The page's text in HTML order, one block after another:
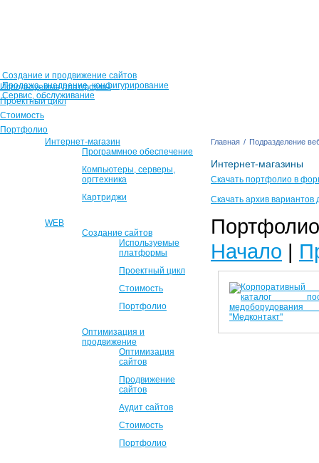
Создание и продвижение сайтов
Продажа, внедрение, конфигурирование
Сервис, обслуживание
Используемые платформы
Проектный цикл
Стоимость
Портфолио
Интернет-магазин
Программное обеспечение
Компьютеры, серверы,
оргтехника
Картриджи
WEB
Создание сайтов
Используемые
платформы
Проектный цикл
Стоимость
Портфолио
Оптимизация и
продвижение
Оптимизация
сайтов
Продвижение
сайтов
Аудит сайтов
Стоимость
Портфолио
Главная / Подразделение
Интернет-магазины
Скачать портфолио в
Скачать архив вариантов
Начало |